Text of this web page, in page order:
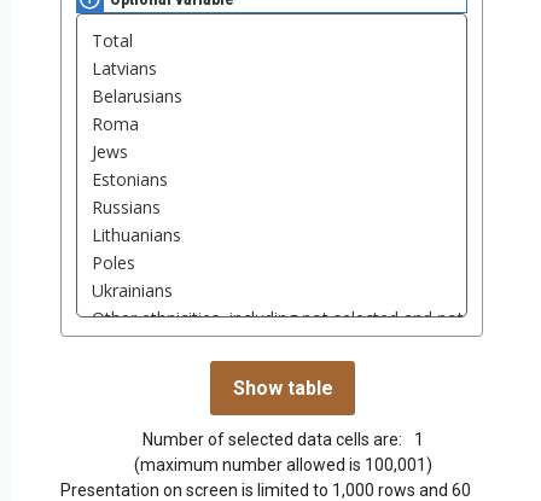
Number of selected data cells are:
1
(maximum number allowed is 100,001)
Presentation on screen is limited to 1,000 rows and 60